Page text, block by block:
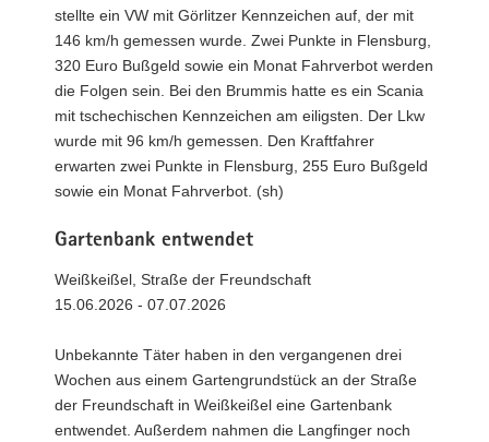
stellte ein VW mit Görlitzer Kennzeichen auf, der mit
146 km/h gemessen wurde. Zwei Punkte in Flensburg,
320 Euro Bußgeld sowie ein Monat Fahrverbot werden
die Folgen sein. Bei den Brummis hatte es ein Scania
mit tschechischen Kennzeichen am eiligsten. Der Lkw
wurde mit 96 km/h gemessen. Den Kraftfahrer
erwarten zwei Punkte in Flensburg, 255 Euro Bußgeld
sowie ein Monat Fahrverbot. (sh)
Gartenbank entwendet
Weißkeißel, Straße der Freundschaft
15.06.2026 - 07.07.2026
Unbekannte Täter haben in den vergangenen drei
Wochen aus einem Gartengrundstück an der Straße
der Freundschaft in Weißkeißel eine Gartenbank
entwendet. Außerdem nahmen die Langfinger noch